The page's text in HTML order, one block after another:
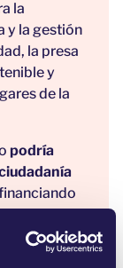
la
y la gestión
la presa
y
de la
podría
de ellos! Por
Amazonia